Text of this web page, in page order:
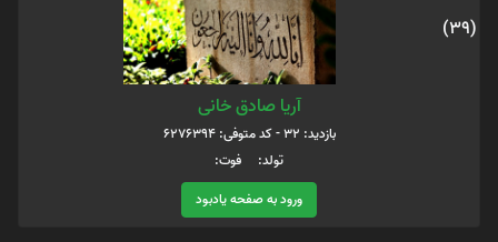
(39)
آریا صادق خانی
بازدید: 32 - کد متوفی: 6276394
تولد: فوت:
ورود به صفحه یادبود